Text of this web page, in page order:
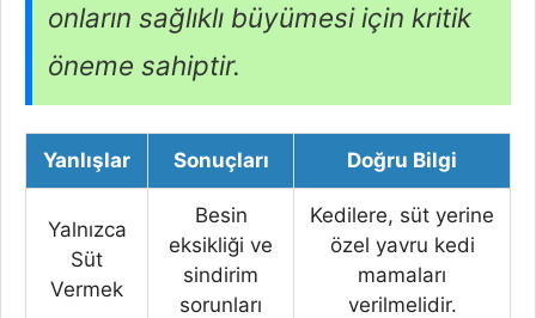
onların sağlıklı büyümesi için kritik
öneme sahiptir.
Yanlışlar Sonuçları Doğru Bilgi
Yalnızca
Süt
Vermek
Besin
eksikliği ve
sindirim
sorunları
Kedilere, süt yerine
özel yavru kedi
mamaları
verilmelidir.